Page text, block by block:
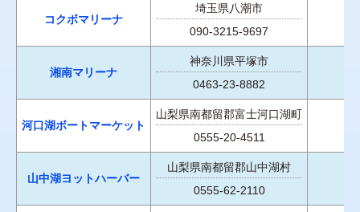
コクボマリーナ
埼玉県八潮市
090-3215-9697
湘南マリーナ
神奈川県平塚市
0463-23-8882
河口湖ボートマーケット
山梨県南都留郡富士河口湖町
0555-20-4511
山中湖ヨットハーバー
山梨県南都留郡山中湖村
0555-62-2110